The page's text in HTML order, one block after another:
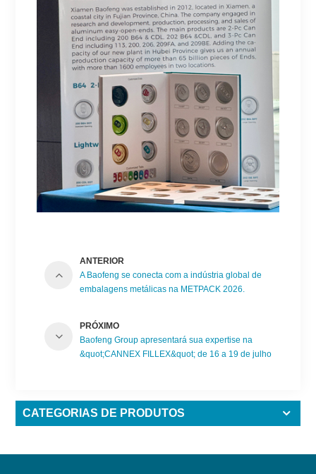
ANTERIOR
A Baofeng se conecta com a indústria global de
embalagens metálicas na METPACK 2026.
PRÓXIMO
Baofeng Group apresentará sua expertise na
&quot;CANNEX FILLEX&quot; de 16 a 19 de julho
CATEGORIAS DE PRODUTOS